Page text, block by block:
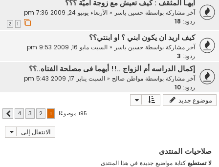
أيهـا المثقف : كيف تعيش مع زوجة أميَّة ؟؟؟
آخر مشاركة بواسطة حسين ياسر« الأربعاء يونيو 24, 2009 7:36 pm
ردود: 18
كيف اريد ان يكون ابني ؟ او ابنتي؟؟
آخر مشاركة بواسطة حسين ياسر« السبت مايو 16, 2009 9:53 pm
ردود: 3
إكمال الدراسه أم الزواج ..!! أيهما فى مصلحة الفتاه..؟؟
آخر مشاركة بواسطة مواطن صالح« السبت يناير 17, 2009 5:43 pm
ردود: 10
موضوع جديد
195 موضوعًا 2
3
4 التالي
الانتقال إلى
صلاحيات المنتدى
لا تستطيعكتابة مواضيع جديدة في هذا المنتدى